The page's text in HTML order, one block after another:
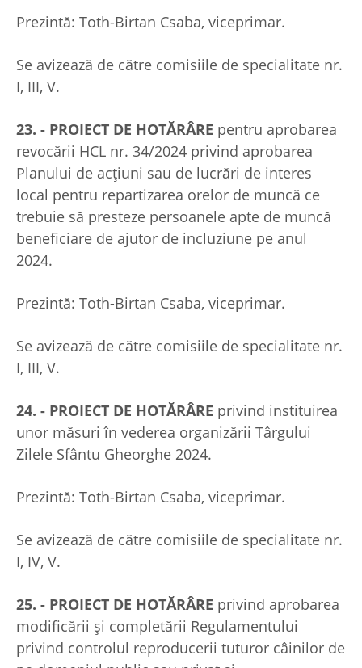
Prezintă: Toth-Birtan Csaba, viceprimar.
Se avizează de către comisiile de specialitate nr.
I, III, V.
23. - PROIECT DE HOTĂRÂRE pentru aprobarea
revocării HCL nr. 34/2024 privind aprobarea
Planului de acţiuni sau de lucrări de interes
local pentru repartizarea orelor de muncă ce
trebuie să presteze persoanele apte de muncă
beneficiare de ajutor de incluziune pe anul
2024.
Prezintă: Toth-Birtan Csaba, viceprimar.
Se avizează de către comisiile de specialitate nr.
I, III, V.
24. - PROIECT DE HOTĂRÂRE privind instituirea
unor măsuri în vederea organizării Târgului
Zilele Sfântu Gheorghe 2024.
Prezintă: Toth-Birtan Csaba, viceprimar.
Se avizează de către comisiile de specialitate nr.
I, IV, V.
25. - PROIECT DE HOTĂRÂRE privind aprobarea
modificării și completării Regulamentului
privind controlul reproducerii tuturor câinilor de